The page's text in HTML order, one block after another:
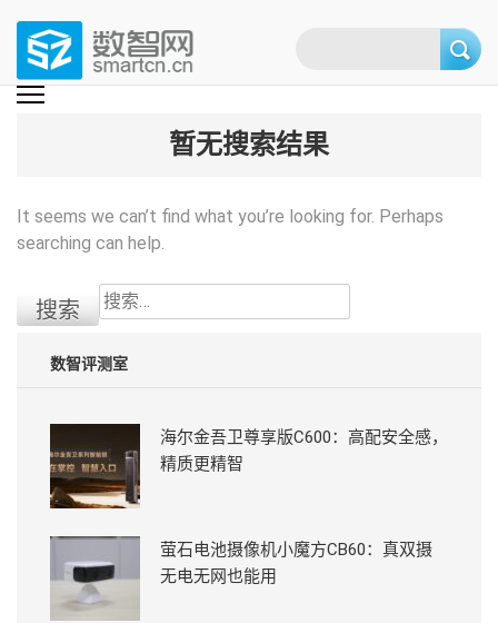
content
(Press
数智网
智能家居第一资讯门户 | 智能家居系统，智能家居产品，智能家居解决方
暂无搜索结果
It seems we can’t find what you’re looking for. Perhaps
searching can help.
搜
索：
数智评测室
海尔金吾卫尊享版C600：高配安全感，
精质更精智
萤石电池摄像机小魔方CB60：真双摄
无电无网也能用